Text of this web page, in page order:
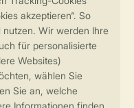
Privatsphäre
Buchung